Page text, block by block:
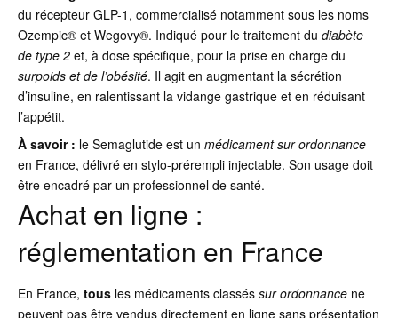
du récepteur GLP-1, commercialisé notamment sous les noms
Ozempic® et Wegovy®. Indiqué pour le traitement du diabète
de type 2 et, à dose spécifique, pour la prise en charge du
surpoids et de l’obésité. Il agit en augmentant la sécrétion
d’insuline, en ralentissant la vidange gastrique et en réduisant
l’appétit.
À savoir : le Semaglutide est un médicament sur ordonnance
en France, délivré en stylo-prérempli injectable. Son usage doit
être encadré par un professionnel de santé.
Achat en ligne :
réglementation en France
En France, tous les médicaments classés sur ordonnance ne
peuvent pas être vendus directement en ligne sans présentation